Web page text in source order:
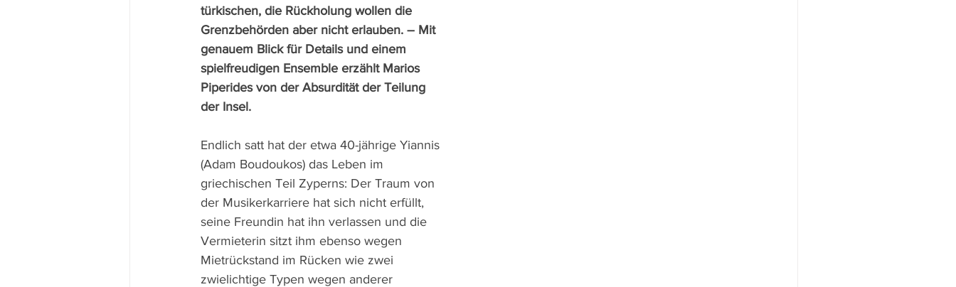
türkischen, die Rückholung wollen die
Grenzbehörden aber nicht erlauben. – Mit
genauem Blick für Details und einem
spielfreudigen Ensemble erzählt Marios
Piperides von der Absurdität der Teilung
der Insel.
Endlich satt hat der etwa 40-jährige Yiannis
(Adam Boudoukos) das Leben im
griechischen Teil Zyperns: Der Traum von
der Musikerkarriere hat sich nicht erfüllt,
seine Freundin hat ihn verlassen und die
Vermieterin sitzt ihm ebenso wegen
Mietrückstand im Rücken wie zwei
zwielichtige Typen wegen anderer